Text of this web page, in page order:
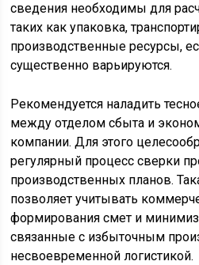
сведения необходимы для
таких как упаковка,
производственные ресурсы,
существенно варьируются.
Рекомендуется наладить
между отделом сбыта и
компании. Для этого
регулярный процесс сверки
производственных планов.
позволяет учитывать
формирования смет и
связанные с избыточным
несвоевременной логистикой.